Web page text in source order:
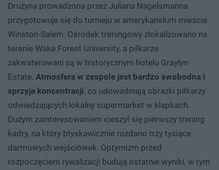
Drużyna prowadzona przez Juliana Nagelsmanna
przygotowuje się do turnieju w amerykańskim mieście
Winston-Salem. Ośrodek treningowy zlokalizowano na
terenie Wake Forest University, a piłkarze
zakwaterowani są w historycznym hotelu Graylyn
Estate. Atmosfera w zespole jest bardzo swobodna i
sprzyja koncentracji, co udowadniają obrazki piłkarzy
odwiedzających lokalny supermarket w klapkach.
Dużym zainteresowaniem cieszył się pierwszy trening
kadry, na który błyskawicznie rozdano trzy tysiące
darmowych wejściówek. Optymizm przed
rozpoczęciem rywalizacji budują ostatnie wyniki, w tym